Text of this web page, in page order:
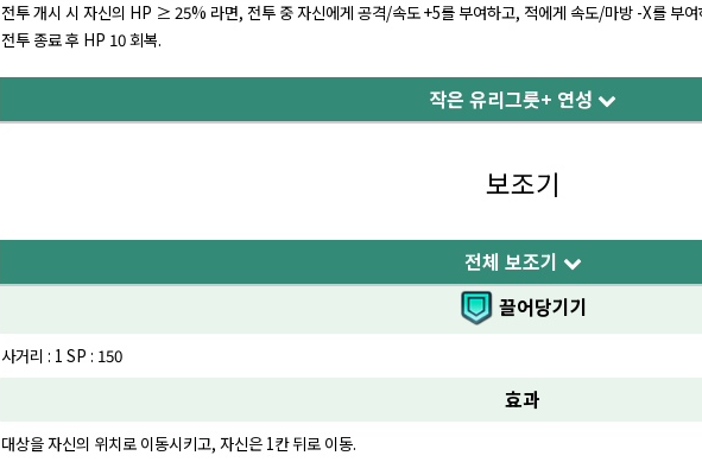
전투 개시 시 자신의 HP ≥ 25% 라면, 전투 중 자신에게 공격/속도 +5를 부여하고, 적에게 속도/마방 -X를 부
전투 종료 후 HP 10 회복.
작은 유리그릇+ 연성
보조기
전체 보조기
끌어당기기
사거리 : 1 SP : 150
효과
대상을 자신의 위치로 이동시키고, 자신은 1칸 뒤로 이동.